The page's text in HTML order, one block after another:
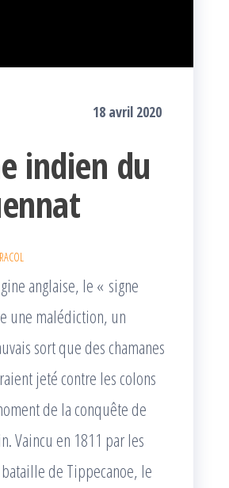
18 avril 2020
indien du
anglaise, le « signe
une malédiction, un
sort que des chamanes
jeté contre les colons
de la conquête de
Vaincu en 1811 par les
de Tippecanoe, le